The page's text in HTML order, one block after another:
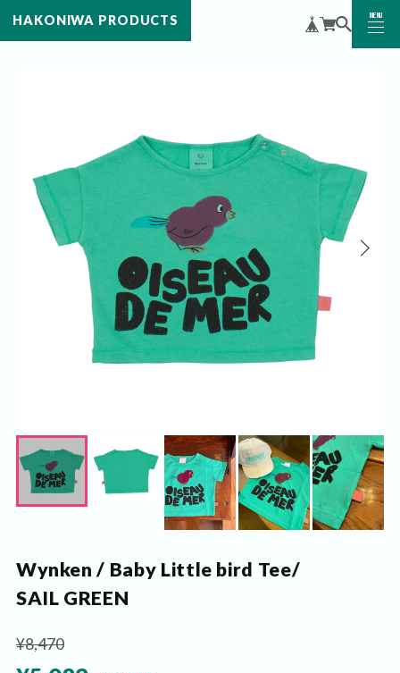
HAKONIWA PRODUCTS MENU
CLOSE
Wynken / Baby Little bird Tee/
SAIL GREEN
¥8,470